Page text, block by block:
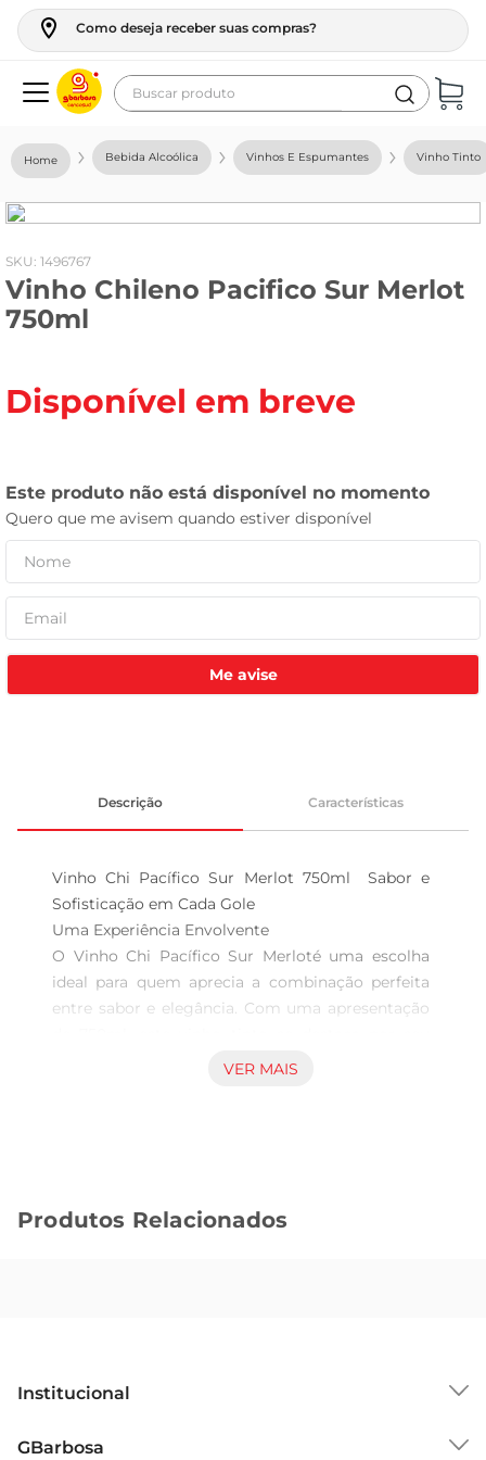
Como deseja receber suas compras?
Buscar produto
Bebida Alcoólica Vinhos E Espumantes Vinho Tinto
: 1496767
Vinho Chileno Pacifico Sur Merlot
750ml
Disponível em breve
Me avise
Descrição Características
Vinho Chi Pacífico Sur Merlot 750ml  Sabor e
Sofisticação em Cada Gole
Uma Experiência Envolvente
O Vinho Chi Pacífico Sur Merloté uma escolha
ideal para quem aprecia a combinação perfeita
entre sabor e elegância. Com uma apresentação
perfil aromático rico e envolvente,
Características Principais
coloração rubi intensa é um convite para explorar
Harmonização e Sugestões de Uso
VER MAIS
Produtos Relacionados
Institucional
GBarbosa
geladeira
fogao
café
cerveja
leite
tv